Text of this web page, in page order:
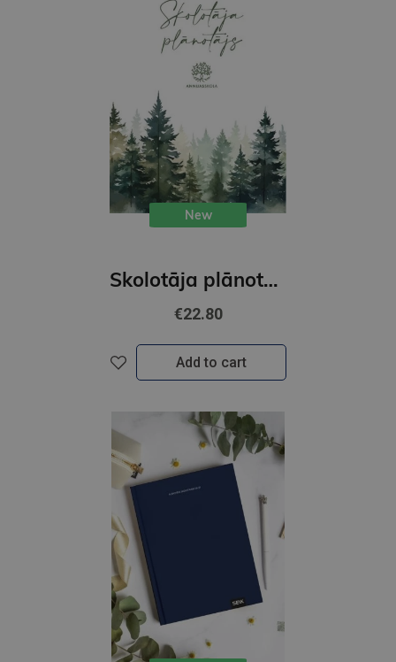
New
Skolotāja plānotājs 26/27
€22.80
Add to cart